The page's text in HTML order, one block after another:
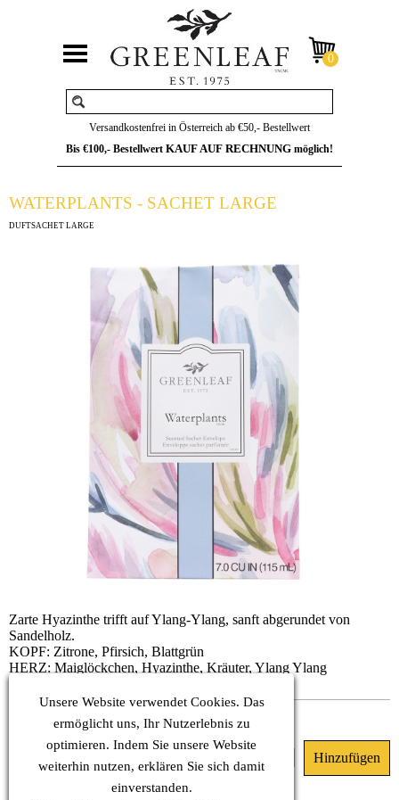
Versandkostenfrei in Österreich ab €50,- Bestellwert
Bis €100,- Bestellwert KAUF AUF RECHNUNG möglich!
WATERPLANTS - SACHET LARGE
DUFTSACHET LARGE
Zarte Hyazinthe trifft auf Ylang-Ylang, sanft abgerundet von
Sandelholz.
KOPF: Zitrone, Pfirsich, Blattgrün
HERZ: Maiglöckchen, Hyazinthe, Kräuter, Ylang Ylang
Sofort verfügbar
(MwSt. Inkl.)
Unsere Website verwendet Cookies. Das
ermöglicht uns, Ihr Nutzerlebnis zu
optimieren. Indem Sie unsere Website
weiterhin nutzen, erklären Sie sich damit
einverstanden.